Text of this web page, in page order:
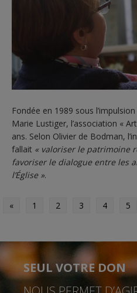
Fondée en 1989 sous
Marie Lustiger, l’association «
ans. Selon Olivier de Bodman,
fallait « valoriser le patrimoine
favoriser le dialogue entre les
l’Église ».
« 1 2 3 4 5
SEUL VOTRE DON